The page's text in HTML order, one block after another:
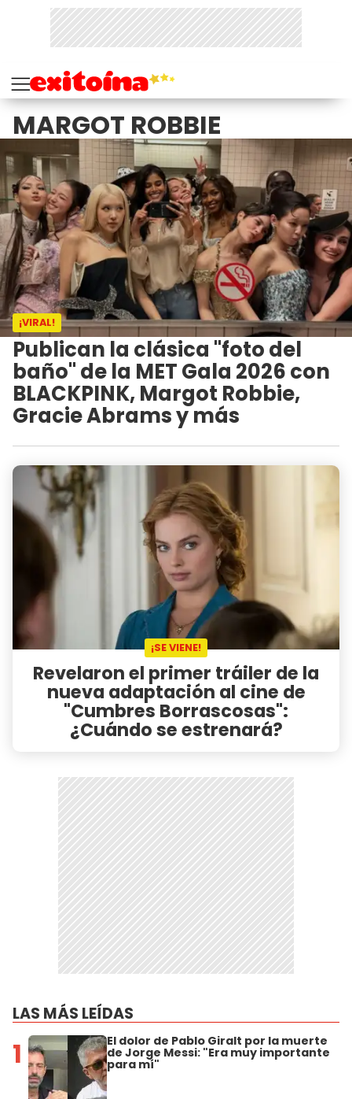
MARGOT ROBBIE
¡VIRAL!
Publican la clásica "foto del
baño" de la MET Gala 2026 con
BLACKPINK, Margot Robbie,
Gracie Abrams y más
¡SE VIENE!
Revelaron el primer tráiler de la
nueva adaptación al cine de
"Cumbres Borrascosas":
¿Cuándo se estrenará?
LAS MÁS LEÍDAS
1 El dolor de Pablo Giralt por la muerte
de Jorge Messi: "Era muy importante
para mí"